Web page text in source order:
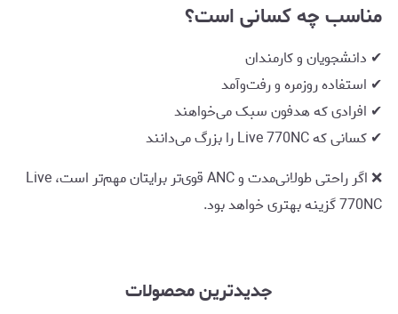
مناسب چه کسانی است؟
✔ دانشجویان و کارمندان
✔ استفاده روزمره و رفت‌وآمد
✔ افرادی که هدفون سبک می‌خواهند
✔ کسانی که Live 770NC را بزرگ می‌دانند
❌ اگر راحتی طولانی‌مدت و ANC قوی‌تر برایتان مهم‌تر است، Live
770NC گزینه بهتری خواهد بود.
جدیدترین محصولات